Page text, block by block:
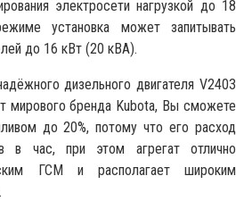
электросети нагрузкой до 18
установка может запитывать
до 16 кВт (20 кВА).
дизельного двигателя V2403
мирового бренда Kubota, Вы сможете
до 20%, потому что его расход
в час, при этом агрегат отлично
ГСМ и располагает широким